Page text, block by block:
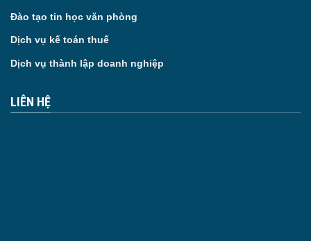
Đào tạo tin học văn phòng
Dịch vụ kế toán thuế
Dịch vụ thành lập doanh nghiệp
LIÊN HỆ